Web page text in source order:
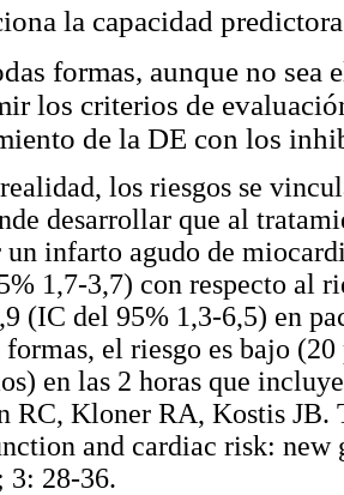
la capacidad
formas, aunque no sea
los criterios de
de la DE con los
los riesgos se
desarrollar que al
un infarto agudo de
1,7-3,7) con respecto al
(IC del 95% 1,3-6,5) en
formas, el riesgo es bajo
en las 2 horas que
RC, Kloner RA, Kostis JB.
and cardiac risk: new
3: 28-36.